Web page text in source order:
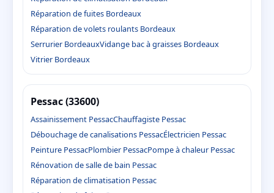
Réparation de fuites Bordeaux
Réparation de volets roulants Bordeaux
Serrurier BordeauxVidange bac à graisses Bordeaux
Vitrier Bordeaux
Pessac (33600)
Assainissement PessacChauffagiste Pessac
Débouchage de canalisations PessacÉlectricien Pessac
Peinture PessacPlombier PessacPompe à chaleur Pessac
Rénovation de salle de bain Pessac
Réparation de climatisation Pessac